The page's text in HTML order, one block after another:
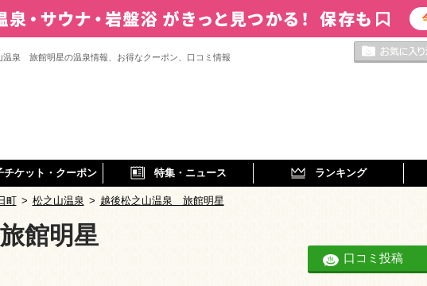
温泉 旅館明星の温泉情報、お得なクーポン、口コミ情報
チケット・クーポン 特集・ニュース ランキング
町 > 松之山温泉 > 越後松之山温泉 旅館明星
館明星
口コミ投稿